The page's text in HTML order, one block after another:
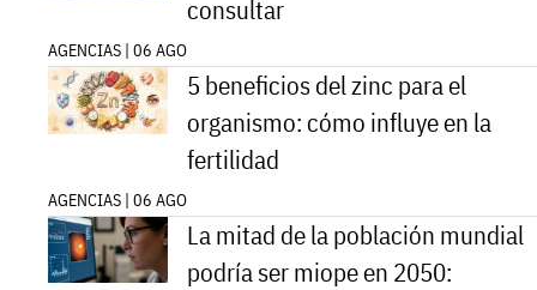
consultar
AGENCIAS | 06 AGO
5 beneficios del zinc para el
organismo: cómo influye en la
fertilidad
AGENCIAS | 06 AGO
La mitad de la población mundial
podría ser miope en 2050: